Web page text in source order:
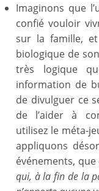
Imaginons que
confié vouloir
sur la famille,
biologique de
très logique
information de
de divulguer ce
de l’aider à
utilisez le méta-
appliquons
événements,
qui, à la fin de la